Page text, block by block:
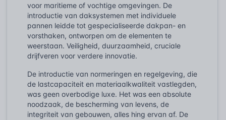
voor maritieme of vochtige omgevingen. De
introductie van daksystemen met individuele
pannen leidde tot gespecialiseerde dakpan- en
vorsthaken, ontworpen om de elementen te
weerstaan. Veiligheid, duurzaamheid, cruciale
drijfveren voor verdere innovatie.
De introductie van normeringen en regelgeving, die
de lastcapaciteit en materiaalkwaliteit vastlegden,
was geen overbodige luxe. Het was een absolute
noodzaak, de bescherming van levens, de
integriteit van gebouwen, alles hing ervan af. De